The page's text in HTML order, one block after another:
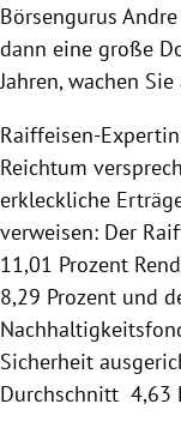
Börsengurus
dann eine große
Jahren, wachen
Raiffeisen-Expertin
Reichtum
erkleckliche
verweisen: Der
11,01 Prozent
8,29 Prozent und
Sicherheit
Durchschnitt 4,63